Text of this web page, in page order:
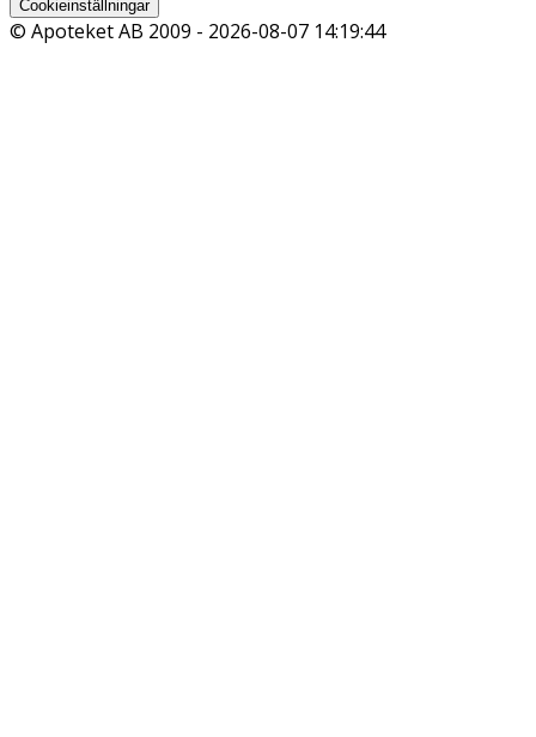
Cookieinställningar
© Apoteket AB 2009 - 2026-08-07 14:19:44